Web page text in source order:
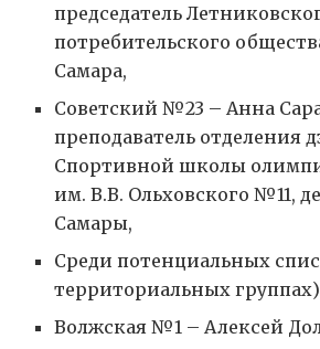
председатель
потребительского
Самара,
Советский №23 – Анна
преподаватель отделения
Спортивной школы
им. В.В. Ольховского №11,
Самары,
Среди потенциальных
территориальных
Волжская №1 – Алексей